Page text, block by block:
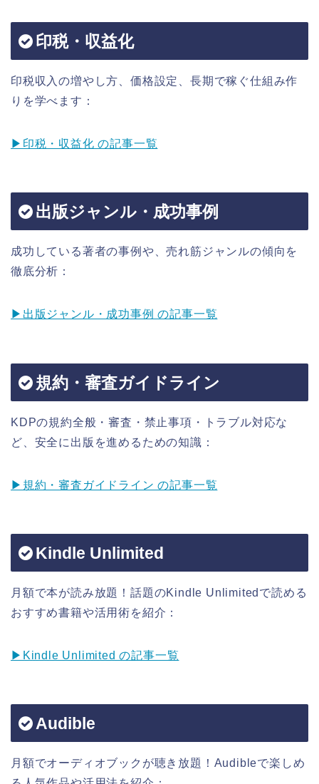
印税・収益化
印税収入の増やし方、価格設定、長期で稼ぐ仕組み作
りを学べます：
▶印税・収益化 の記事一覧
出版ジャンル・成功事例
成功している著者の事例や、売れ筋ジャンルの傾向を
徹底分析：
▶出版ジャンル・成功事例 の記事一覧
規約・審査ガイドライン
KDPの規約全般・審査・禁止事項・トラブル対応な
ど、安全に出版を進めるための知識：
▶規約・審査ガイドライン の記事一覧
Kindle Unlimited
月額で本が読み放題！話題のKindle Unlimitedで読める
おすすめ書籍や活用術を紹介：
▶Kindle Unlimited の記事一覧
Audible
月額でオーディオブックが聴き放題！Audibleで楽しめ